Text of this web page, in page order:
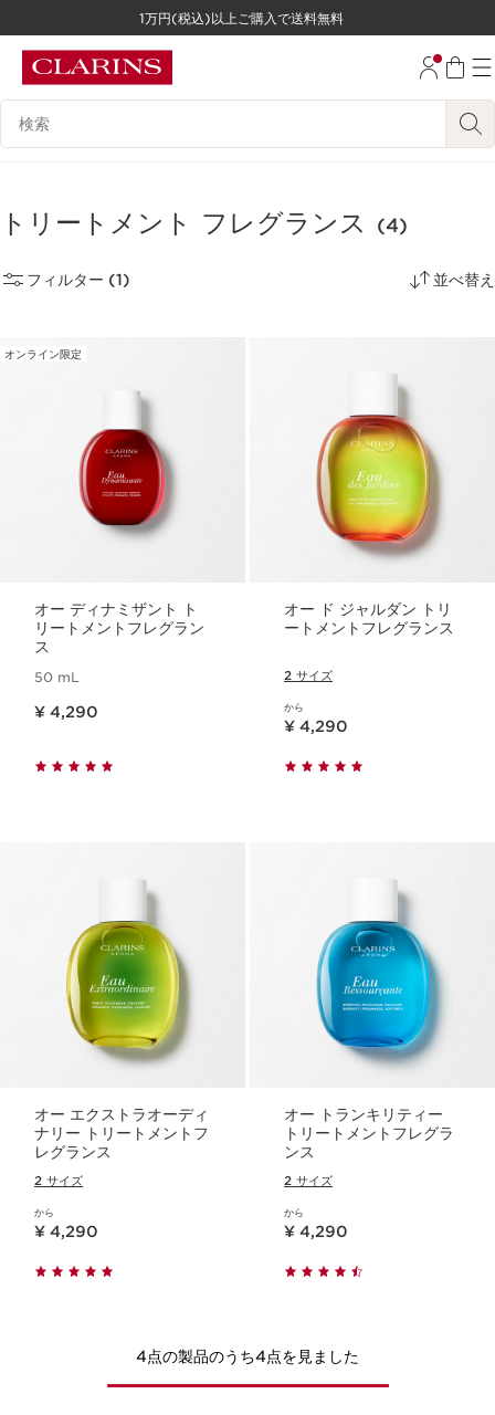
コンテンツへ移動
1万円(税込)以上ご購入で送料無料
検索候補
トリートメント フレグランス (4)
フィルター (1) 並べ替え
オンライン限定
オー ディナミザント ト
リートメントフレグラン
ス
50 mL
¥ 4,290
オー ド ジャルダン トリ
ートメントフレグランス
2 サイズ
から
現在表示中の製品の価格 ¥ 4,290
¥ 4,290
オー エクストラオーディ
ナリー トリートメントフ
レグランス
2 サイズ
から
現在表示中の製品の価格 ¥ 4,290
¥ 4,290
オー トランキリティー
トリートメントフレグラ
ンス
2 サイズ
から
現在表示中の製品の価格 ¥ 4,290
¥ 4,290
4点の製品のうち4点を見ました